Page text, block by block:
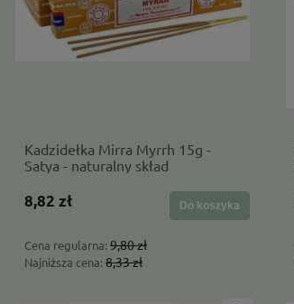
Kadzidełka Mirra Myrrh 15g -
Satya - naturalny skład
8,82 zł
Cena regularna: 9,80 zł
Najniższa cena: 8,33 zł
Do koszyka